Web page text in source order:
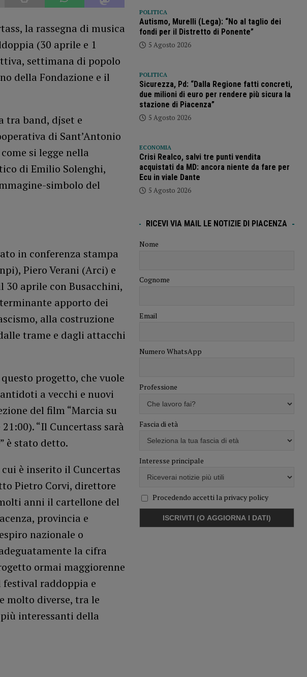
la rassegna di musica
(30 aprile e 1
settimana di popolo
della Fondazione e il
tra band, djset e
di Sant’Antonio
si legge nella
di Emilio Solenghi,
simbolo del
in conferenza stampa
Piero Verani (Arci) e
aprile con Busacchini,
apporto dei
alla costruzione
trame e dagli attacchi
progetto, che vuole
a vecchi e nuovi
del film “Marcia su
“Il Cuncertass sarà
è stato detto.
è inserito il Cuncertas
Pietro Corvi, direttore
anni il cartellone del
provincia e
nazionale o
la cifra
ormai maggiorenne
raddoppia e
molto diverse, tra le
interessanti della
POLITICA
Autismo, Murelli (Lega): “No al taglio dei
fondi per il Distretto di Ponente”
5 Agosto 2026
POLITICA
Sicurezza, Pd: “Dalla Regione fatti concreti,
due milioni di euro per rendere più sicura la
stazione di Piacenza”
5 Agosto 2026
ECONOMIA
Crisi Realco, salvi tre punti vendita
acquistati da MD: ancora niente da fare per
Ecu in viale Dante
5 Agosto 2026
RICEVI VIA MAIL LE NOTIZIE DI PIACENZA
Nome
Cognome
Email
Numero WhatsApp
Professione
Fascia di età
Interesse principale
Procedendo accetti la privacy policy